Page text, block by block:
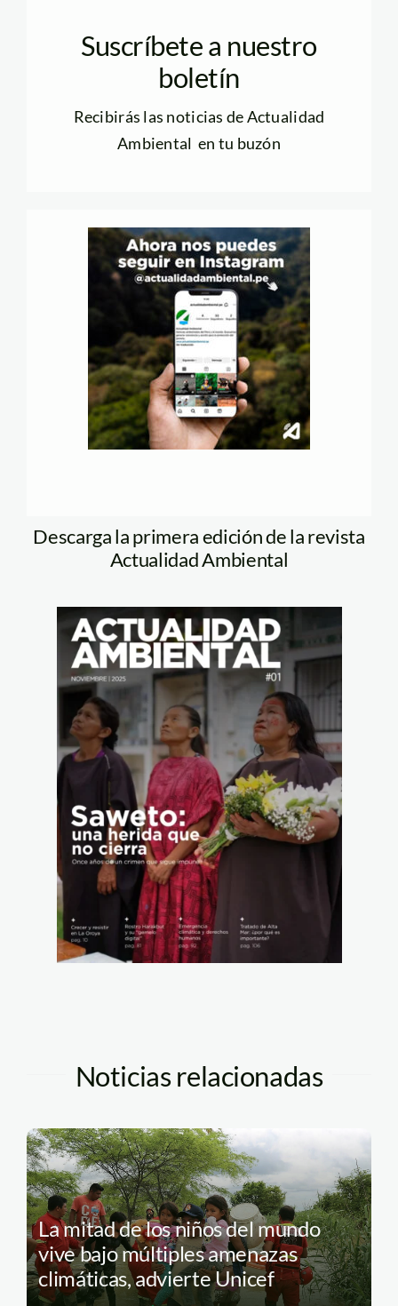
Suscríbete a nuestro
boletín
Recibirás las noticias de Actualidad
Ambiental en tu buzón
Descarga la primera edición de la revista
Actualidad Ambiental
Noticias relacionadas
La mitad de los niños del mundo
vive bajo múltiples amenazas
climáticas, advierte Unicef